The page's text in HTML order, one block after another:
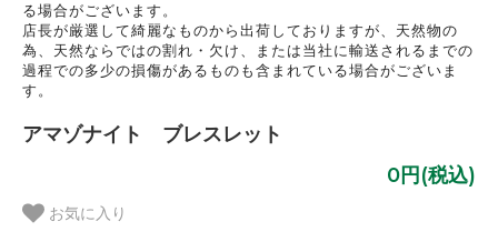
る場合がございます。
店長が厳選して綺麗なものから出荷しておりますが、天然物の
為、天然ならではの割れ・欠け、または当社に輸送されるまでの
過程での多少の損傷があるものも含まれている場合がございま
す。
アマゾナイト ブレスレット
0円(税込)
お気に入り